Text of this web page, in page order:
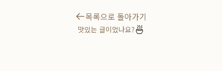
목록으로 돌아가기
맛있는 글이었나요?🍜